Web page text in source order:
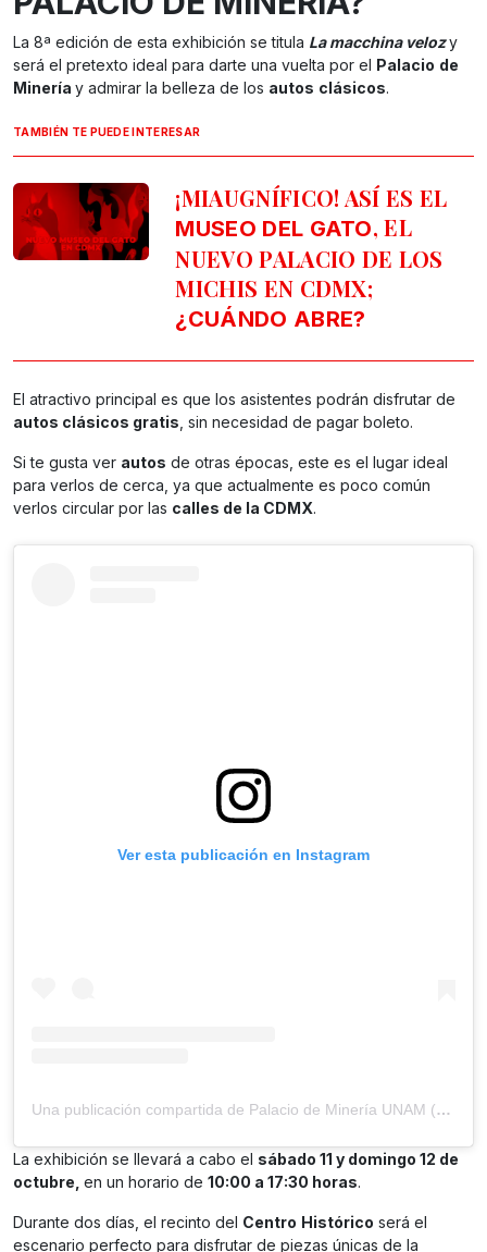
La 8ª edición de esta exhibición se titula La macchina velozy
será el pretexto ideal para darte una vuelta por el
Palacio de
Minería y admirar la belleza de los autos clásicos.
TAMBIÉN TE PUEDE INTERESAR
¡MIAUGNÍFICO! ASÍ ES EL
MUSEO DEL GATO, EL
NUEVO PALACIO DE LOS
MICHIS EN CDMX;
¿CUÁNDO ABRE?
El atractivo principal es que los asistentes podrán disfrutar de
autos clásicos gratis, sin necesidad de pagar boleto.
Si te gusta ver autos de otras épocas, este es el lugar ideal
para verlos de cerca, ya que actualmente es poco común
verlos circular por las calles de la CDMX.
Ver esta publicación en Instagram
Una publicación compartida de Palacio de Minería UNAM (@palaciodemineria)
La exhibición se llevará a cabo el sábado 11 y domingo 12 de
octubre, en un horario de 10:00 a 17:30 horas.
Durante dos días, el recinto del Centro Histórico será el
escenario perfecto para disfrutar de piezas únicas de la